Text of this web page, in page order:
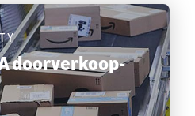
doorverkoop-